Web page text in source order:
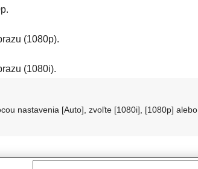
(1080p).
(1080i).
nastavenia [Auto] , zvoľte [1080i] [1080p] alebo